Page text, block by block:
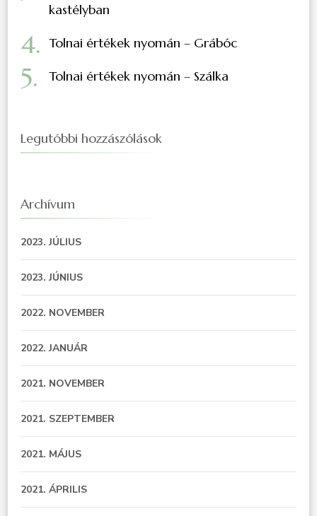
kastélyban
Tolnai értékek nyomán – Grábóc
Tolnai értékek nyomán – Szálka
Legutóbbi hozzászólások
Archívum
2023. JÚLIUS
2023. JÚNIUS
2022. NOVEMBER
2022. JANUÁR
2021. NOVEMBER
2021. SZEPTEMBER
2021. MÁJUS
2021. ÁPRILIS